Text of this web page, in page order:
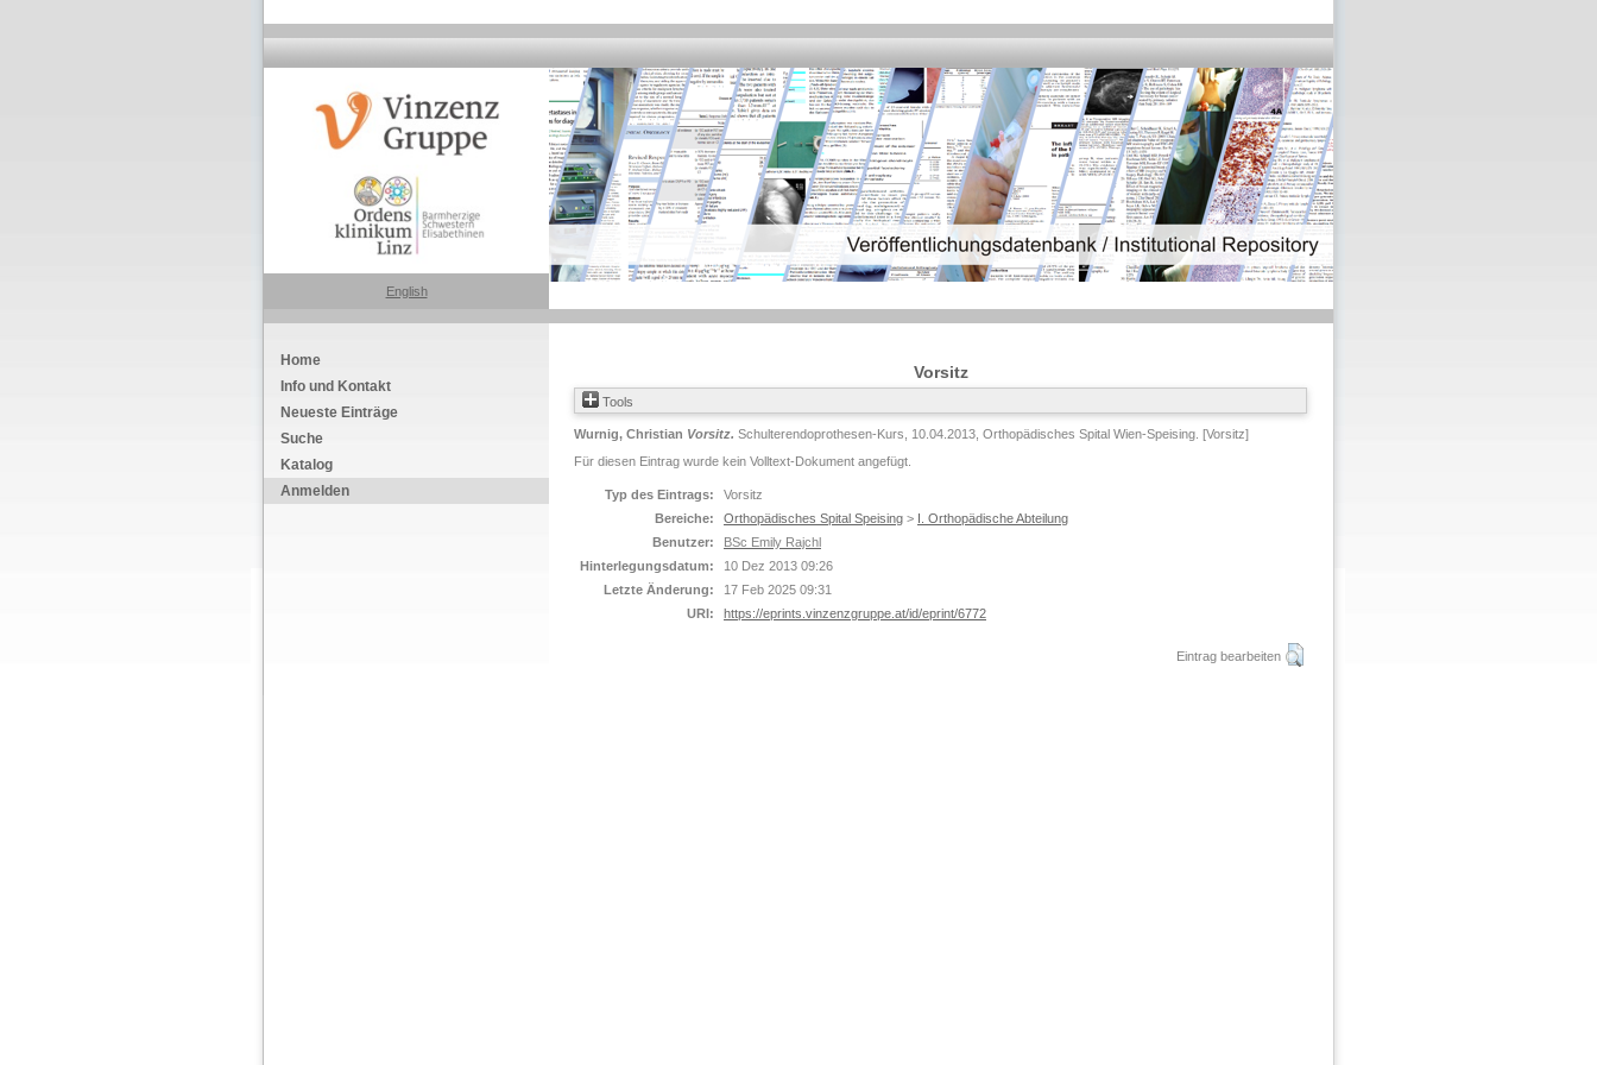
English
Home
Info und Kontakt
Neueste Einträge
Suche
Katalog
Anmelden
Vorsitz
Tools
Wurnig, Christian Vorsitz. Schulterendoprothesen-Kurs, 10.04.2013, Orthopädisches Spital Wien-Speising. [Vorsitz]
Für diesen Eintrag wurde kein Volltext-Dokument angefügt.
Typ des Eintrags:
Vorsitz
Bereiche:
Orthopädisches Spital Speising > I. Orthopädische Abteilung
Benutzer:
BSc Emily Rajchl
Hinterlegungsdatum:
10 Dez 2013 09:26
Letzte Änderung:
17 Feb 2025 09:31
URI:
https://eprints.vinzenzgruppe.at/id/eprint/6772
Eintrag bearbeiten